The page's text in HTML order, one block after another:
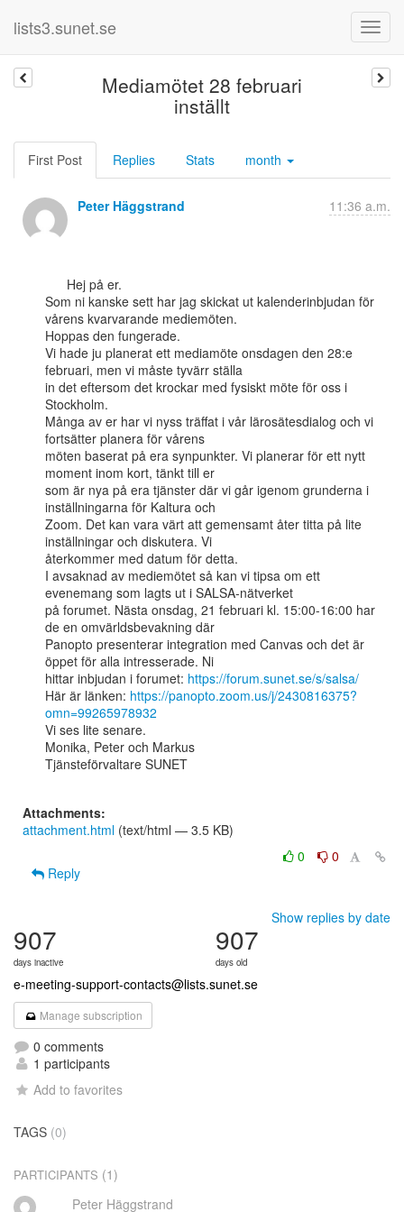
lists3.sunet.se
Mediamötet 28 februari
inställt
First Post Replies Stats month
Peter Häggstrand 11:36 a.m.
Som ni kanske sett har jag skickat ut kalenderinbjudan för
vårens kvarvarande mediemöten.
Hoppas den fungerade.
Vi hade ju planerat ett mediamöte onsdagen den 28:e
februari, men vi måste tyvärr ställa
in det eftersom det krockar med fysiskt möte för oss i
Stockholm.
Många av er har vi nyss träffat i vår lärosätesdialog och vi
fortsätter planera för vårens
möten baserat på era synpunkter. Vi planerar för ett nytt
moment inom kort, tänkt till er
som är nya på era tjänster där vi går igenom grunderna i
inställningarna för Kaltura och
Zoom. Det kan vara värt att gemensamt åter titta på lite
inställningar och diskutera. Vi
återkommer med datum för detta.
I avsaknad av mediemötet så kan vi tipsa om ett
evenemang som lagts ut i SALSA-nätverket
på forumet. Nästa onsdag, 21 februari kl. 15:00-16:00 har
de en omvärldsbevakning där
Panopto presenterar integration med Canvas och det är
öppet för alla intresserade. Ni
hittar inbjudan i forumet: https://forum.sunet.se/s/salsa/
Här är länken: https://panopto.zoom.us/j/2430816375?
omn=99265978932
Vi ses lite senare.
Monika, Peter och Markus
Tjänsteförvaltare SUNET
Attachments:
attachment.html (text/html — 3.5 KB)
0
0
Reply
Show replies by date
907
days inactive
907
days old
e-meeting-support-contacts@lists.sunet.se
Manage subscription
0 comments
1 participants
Add to favorites
TAGS (0)
PARTICIPANTS (1)
Peter Häggstrand